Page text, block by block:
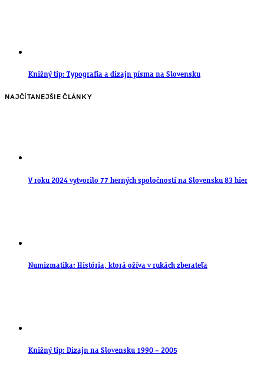
Knižný tip: Typografia a dizajn písma na Slovensku
NAJČÍTANEJŠIE ČLÁNKY
V roku 2024 vytvorilo 77 herných spoločností na Slovensku 83 hier
Numizmatika: História, ktorá ožíva v rukách zberateľa
Knižný tip: Dizajn na Slovensku 1990 – 2005